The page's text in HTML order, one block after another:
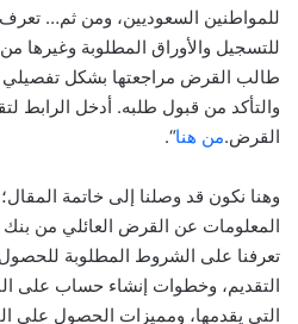
للمواطنين السعوديين، ومن ثم…
للتسجيل والأوراق المطلوبة وغيرها
طالب القرض مراجعتها بشكل
والتأكد من قبول طلبه. أدخل
القرض.من هنا“.
وهنا نكون قد وصلنا إلى خاتمة
تعرفنا على الشروط المطلوبة
التقديم، وخطوات إنشاء حساب على
التي يقدمها، ومميزات الحصول على